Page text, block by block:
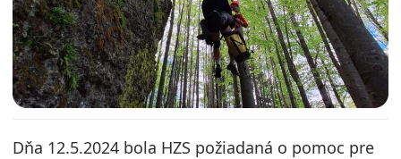
Dňa 12.5.2024 bola HZS požiadaná o pomoc pre